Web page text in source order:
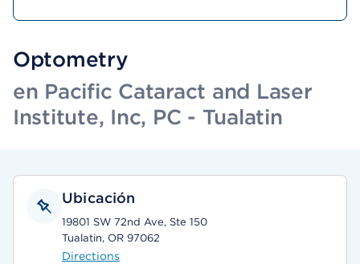
Optometry
en Pacific Cataract and Laser
Institute, Inc, PC - Tualatin
Ubicación
19801 SW 72nd Ave, Ste 150
Tualatin, OR 97062
Directions